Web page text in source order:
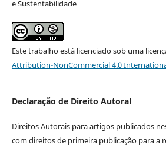
e Sustentabilidade
Este trabalho está licenciado sob uma
Attribution-NonCommercial 4.0
Declaração de Direito Autoral
Direitos Autorais para artigos publicados
com direitos de primeira publicação para a